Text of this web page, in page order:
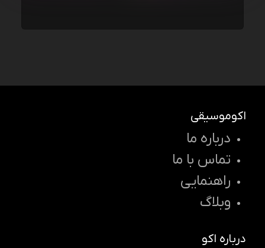
اکوموسیقی
درباره ما
تماس با ما
راهنمایی
وبلاگ
درباره اکو